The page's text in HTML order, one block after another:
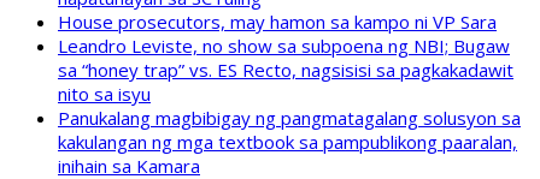
House prosecutors, may hamon sa kampo ni VP Sara
Leandro Leviste, no show sa subpoena ng NBI; Bugaw
sa “honey trap” vs. ES Recto, nagsisisi sa pagkakadawit
nito sa isyu
Panukalang magbibigay ng pangmatagalang solusyon sa
kakulangan ng mga textbook sa pampublikong paaralan,
inihain sa Kamara